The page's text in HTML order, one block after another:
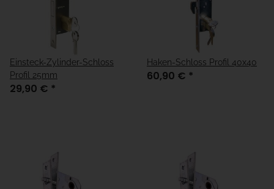
Einsteck-Zylinder-Schloss
Profil 25mm
29,90 € *
Haken-Schloss Profil 40x40
60,90 € *